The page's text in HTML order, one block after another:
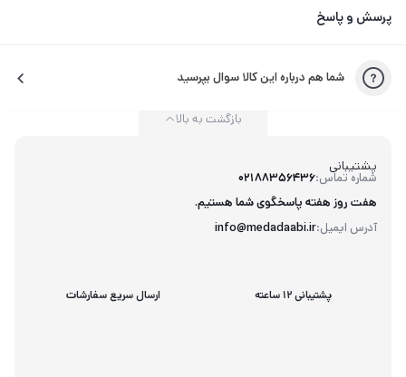
پرسش و پاسخ
شما هم درباره این کالا سوال بپرسید
پشتیبانی
شماره تماس:02188356436
آدرس ایمیل:info@medadaabi.ir
هفت روز هفته پاسخگوی شما هستیم.
بازگشت به بالا
پشتیبانی 12 ساعته ارسال سریع سفارشات